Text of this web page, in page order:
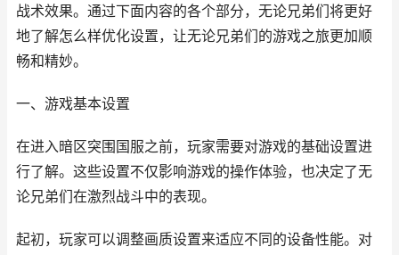
战术效果。通过下面内容的各个部分，无论兄弟们将更好
地了解怎么样优化设置，让无论兄弟们的游戏之旅更加顺
畅和精妙。
一、游戏基本设置
在进入暗区突围国服之前，玩家需要对游戏的基础设置进
行了解。这些设置不仅影响游戏的操作体验，也决定了无
论兄弟们在激烈战斗中的表现。
起初，玩家可以调整画质设置来适应不同的设备性能。对